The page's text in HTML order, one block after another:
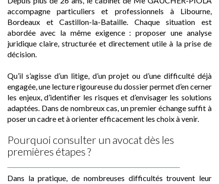
accompagne particuliers et professionnels à Libourne,
Bordeaux et Castillon-la-Bataille. Chaque situation est
abordée avec la même exigence : proposer une analyse
juridique claire, structurée et directement utile à la prise de
décision.
Qu’il s’agisse d’un litige, d’un projet ou d’une difficulté déjà
engagée, une lecture rigoureuse du dossier permet d’en cerner
les enjeux, d’identifier les risques et d’envisager les solutions
adaptées. Dans de nombreux cas, un premier échange suffit à
poser un cadre et à orienter efficacement les choix à venir.
Pourquoi consulter un avocat dès les
premières étapes ?
Dans la pratique, de nombreuses difficultés trouvent leur